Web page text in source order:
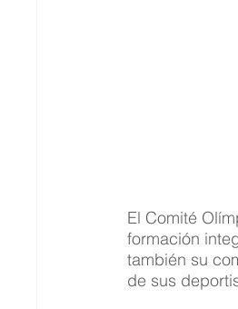
El Comité
formación
también su
de sus